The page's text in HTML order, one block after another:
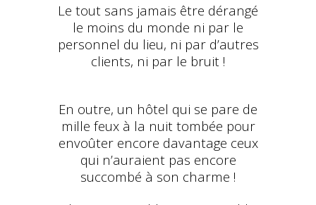
Le tout sans jamais être dérangé
le moins du monde ni par le
personnel du lieu, ni par d’autres
clients, ni par le bruit !
En outre, un hôtel qui se pare de
mille feux à la nuit tombée pour
envoûter encore davantage ceux
qui n’auraient pas encore
succombé à son charme !